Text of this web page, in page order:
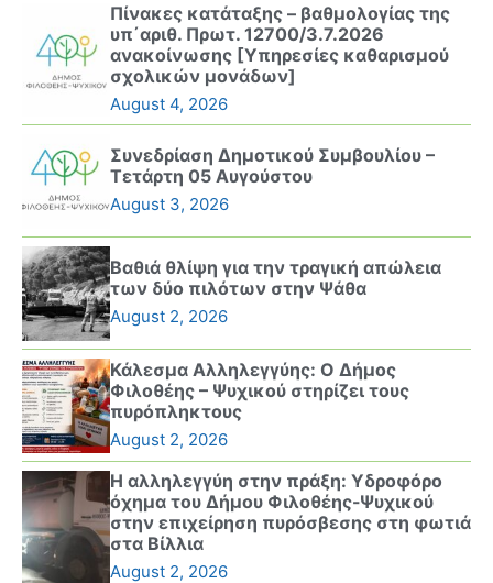
Πίνακες κατάταξης – βαθμολογίας της
υπ΄αριθ. Πρωτ. 12700/3.7.2026
ανακοίνωσης [Υπηρεσίες καθαρισμού
σχολικών μονάδων]
August 4, 2026
Συνεδρίαση Δημοτικού Συμβουλίου –
Τετάρτη 05 Αυγούστου
August 3, 2026
Βαθιά θλίψη για την τραγική απώλεια
των δύο πιλότων στην Ψάθα
August 2, 2026
Κάλεσμα Αλληλεγγύης: Ο Δήμος
Φιλοθέης – Ψυχικού στηρίζει τους
πυρόπληκτους
August 2, 2026
Η αλληλεγγύη στην πράξη: Υδροφόρο
όχημα του Δήμου Φιλοθέης-Ψυχικού
στην επιχείρηση πυρόσβεσης στη φωτιά
στα Βίλλια
August 2, 2026